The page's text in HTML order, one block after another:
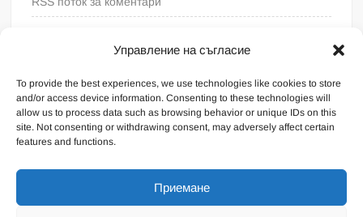
Управление на съгласие
To provide the best experiences, we use technologies like cookies to store
and/or access device information. Consenting to these technologies will
allow us to process data such as browsing behavior or unique IDs on this
site. Not consenting or withdrawing consent, may adversely affect certain
features and functions.
Приемане